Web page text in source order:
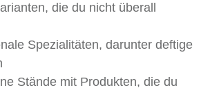
die du nicht überall
Spezialitäten, darunter deftige
Stände mit Produkten, die du